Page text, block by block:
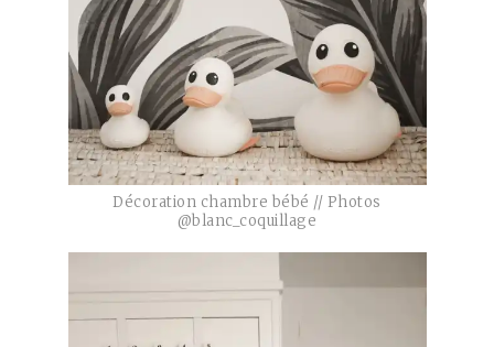
Décoration chambre bébé // Photos
@blanc_coquillage